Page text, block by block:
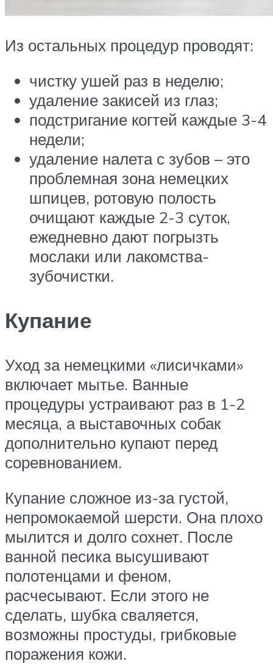
Из остальных процедур проводят:
чистку ушей раз в неделю;
удаление закисей из глаз;
подстригание когтей каждые 3-4
недели;
удаление налета с зубов – это
проблемная зона немецких
шпицев, ротовую полость
очищают каждые 2-3 суток,
ежедневно дают погрызть
мослаки или лакомства-
зубочистки.
Купание
Уход за немецкими «лисичками»
включает мытье. Ванные
процедуры устраивают раз в 1-2
месяца, а выставочных собак
дополнительно купают перед
соревнованием.
Купание сложное из-за густой,
непромокаемой шерсти. Она плохо
мылится и долго сохнет. После
ванной песика высушивают
полотенцами и феном,
расчесывают. Если этого не
сделать, шубка сваляется,
возможны простуды, грибковые
поражения кожи.